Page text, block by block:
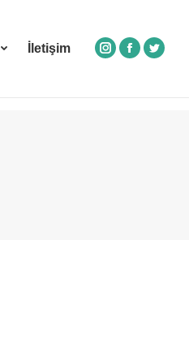
İletişim
Instagram
Facebook